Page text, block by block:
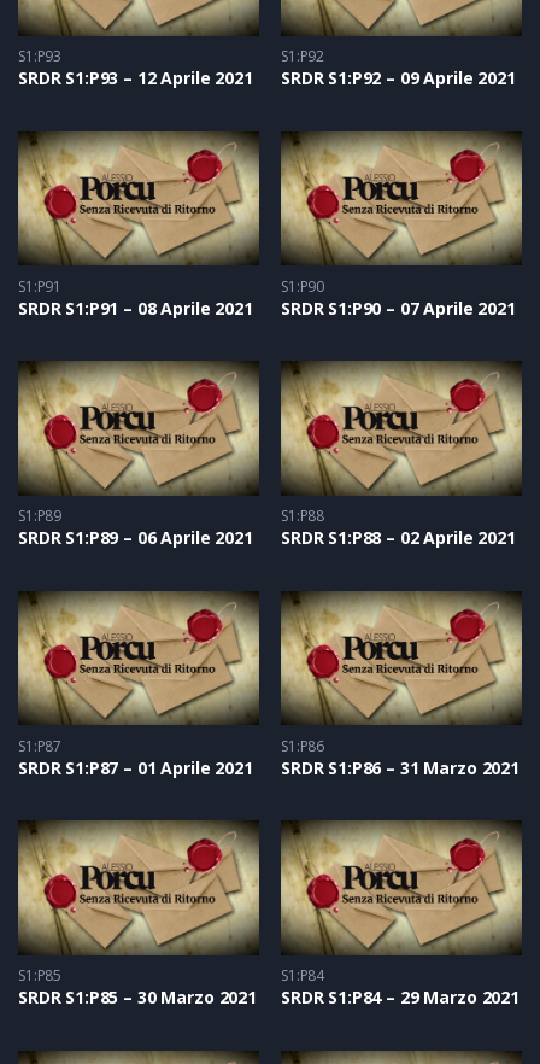
S1:P93
SRDR S1:P93 – 12 Aprile 2021
S1:P92
SRDR S1:P92 – 09 Aprile 2021
S1:P91
SRDR S1:P91 – 08 Aprile 2021
S1:P90
SRDR S1:P90 – 07 Aprile 2021
S1:P89
SRDR S1:P89 – 06 Aprile 2021
S1:P88
SRDR S1:P88 – 02 Aprile 2021
S1:P87
SRDR S1:P87 – 01 Aprile 2021
S1:P86
SRDR S1:P86 – 31 Marzo 2021
S1:P85
SRDR S1:P85 – 30 Marzo 2021
S1:P84
SRDR S1:P84 – 29 Marzo 2021